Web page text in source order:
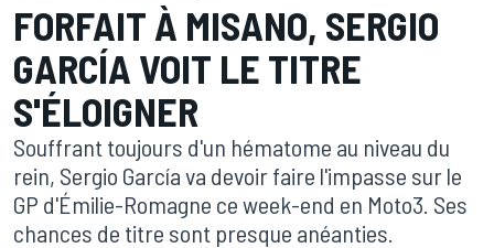
FORFAIT À MISANO, SERGIO
GARCÍA VOIT LE TITRE
S'ÉLOIGNER
Souffrant toujours d'un hématome au niveau du
rein, Sergio García va devoir faire l'impasse sur le
GP d'Émilie-Romagne ce week-end en Moto3. Ses
chances de titre sont presque anéanties.